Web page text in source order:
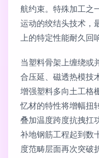
航约束。特殊加工之
运动的绞结头技术，
上的特定性能耐久回
当塑料骨架上缠绕或
合压延、磁透热模技
增强塑料多向土工格
忆材的特性将增幅扭
叠加温度跨度抗拽扛
补地钢筋工程起到数
度范畴层面再次突破